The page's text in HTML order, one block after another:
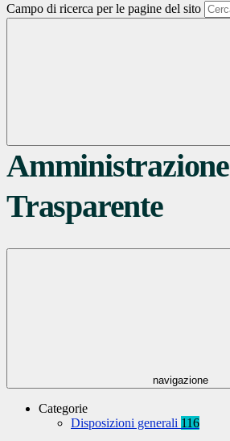
Campo di ricerca per le pagine del sito
Amministrazione
Trasparente
navigazione
Categorie
Disposizioni generali 116